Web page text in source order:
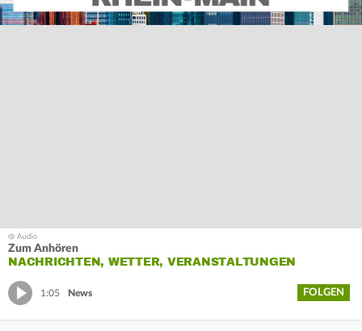
Zum Anhören
NACHRICHTEN, WETTER, VERANSTALTUNGEN
1:05 News FOLGEN